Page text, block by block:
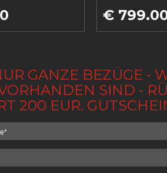
€
GANZE BEZÜGE -
SIND -
200 EUR.